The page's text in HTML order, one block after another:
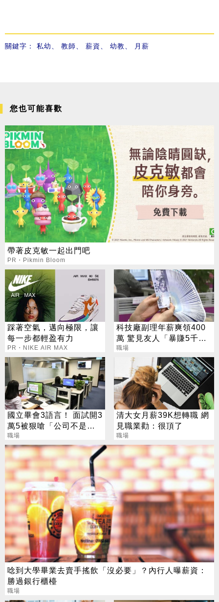
關鍵字： 私幼 教師 薪資 幼教 月薪
您也可能喜歡
帶著皮克敏一起出門吧
PR・Pikmin Bloom
踩著空氣，邁向極限，讓
每一步都輕盈有力
PR・NIKE AIR MAX
科技廠副理年薪爽領400
萬 驚見友人「暴賺5千
萬」嘆：自己真渺小
職場
國立畢會3語言！ 面試開3
萬5被狠嗆「公司不是在
做慈善」
職場
清大女月薪39K想轉職 網
見職業勸：很頂了
職場
唸到大學畢業去賣手搖飲「沒必要」？內行人曝薪資：
勝過銀行櫃檯
職場